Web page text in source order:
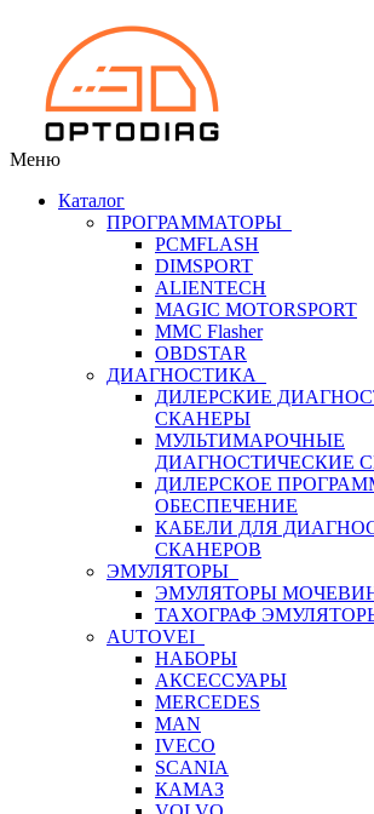
Меню
Каталог
ПРОГРАММАТОРЫ
PCMFLASH
DIMSPORT
ALIENTECH
MAGIC MOTORSPORT
MMC Flasher
OBDSTAR
ДИАГНОСТИКА
ДИЛЕРСКИЕ
СКАНЕРЫ
МУЛЬТИМАРОЧНЫЕ
ДИАГНОСТИЧЕСКИЕ
ДИЛЕРСКОЕ
ОБЕСПЕЧЕНИЕ
КАБЕЛИ ДЛЯ
СКАНЕРОВ
ЭМУЛЯТОРЫ
ЭМУЛЯТОРЫ
ТАХОГРАФ
AUTOVEI
НАБОРЫ
АКСЕССУАРЫ
MERCEDES
MAN
IVECO
SCANIA
КАМАЗ